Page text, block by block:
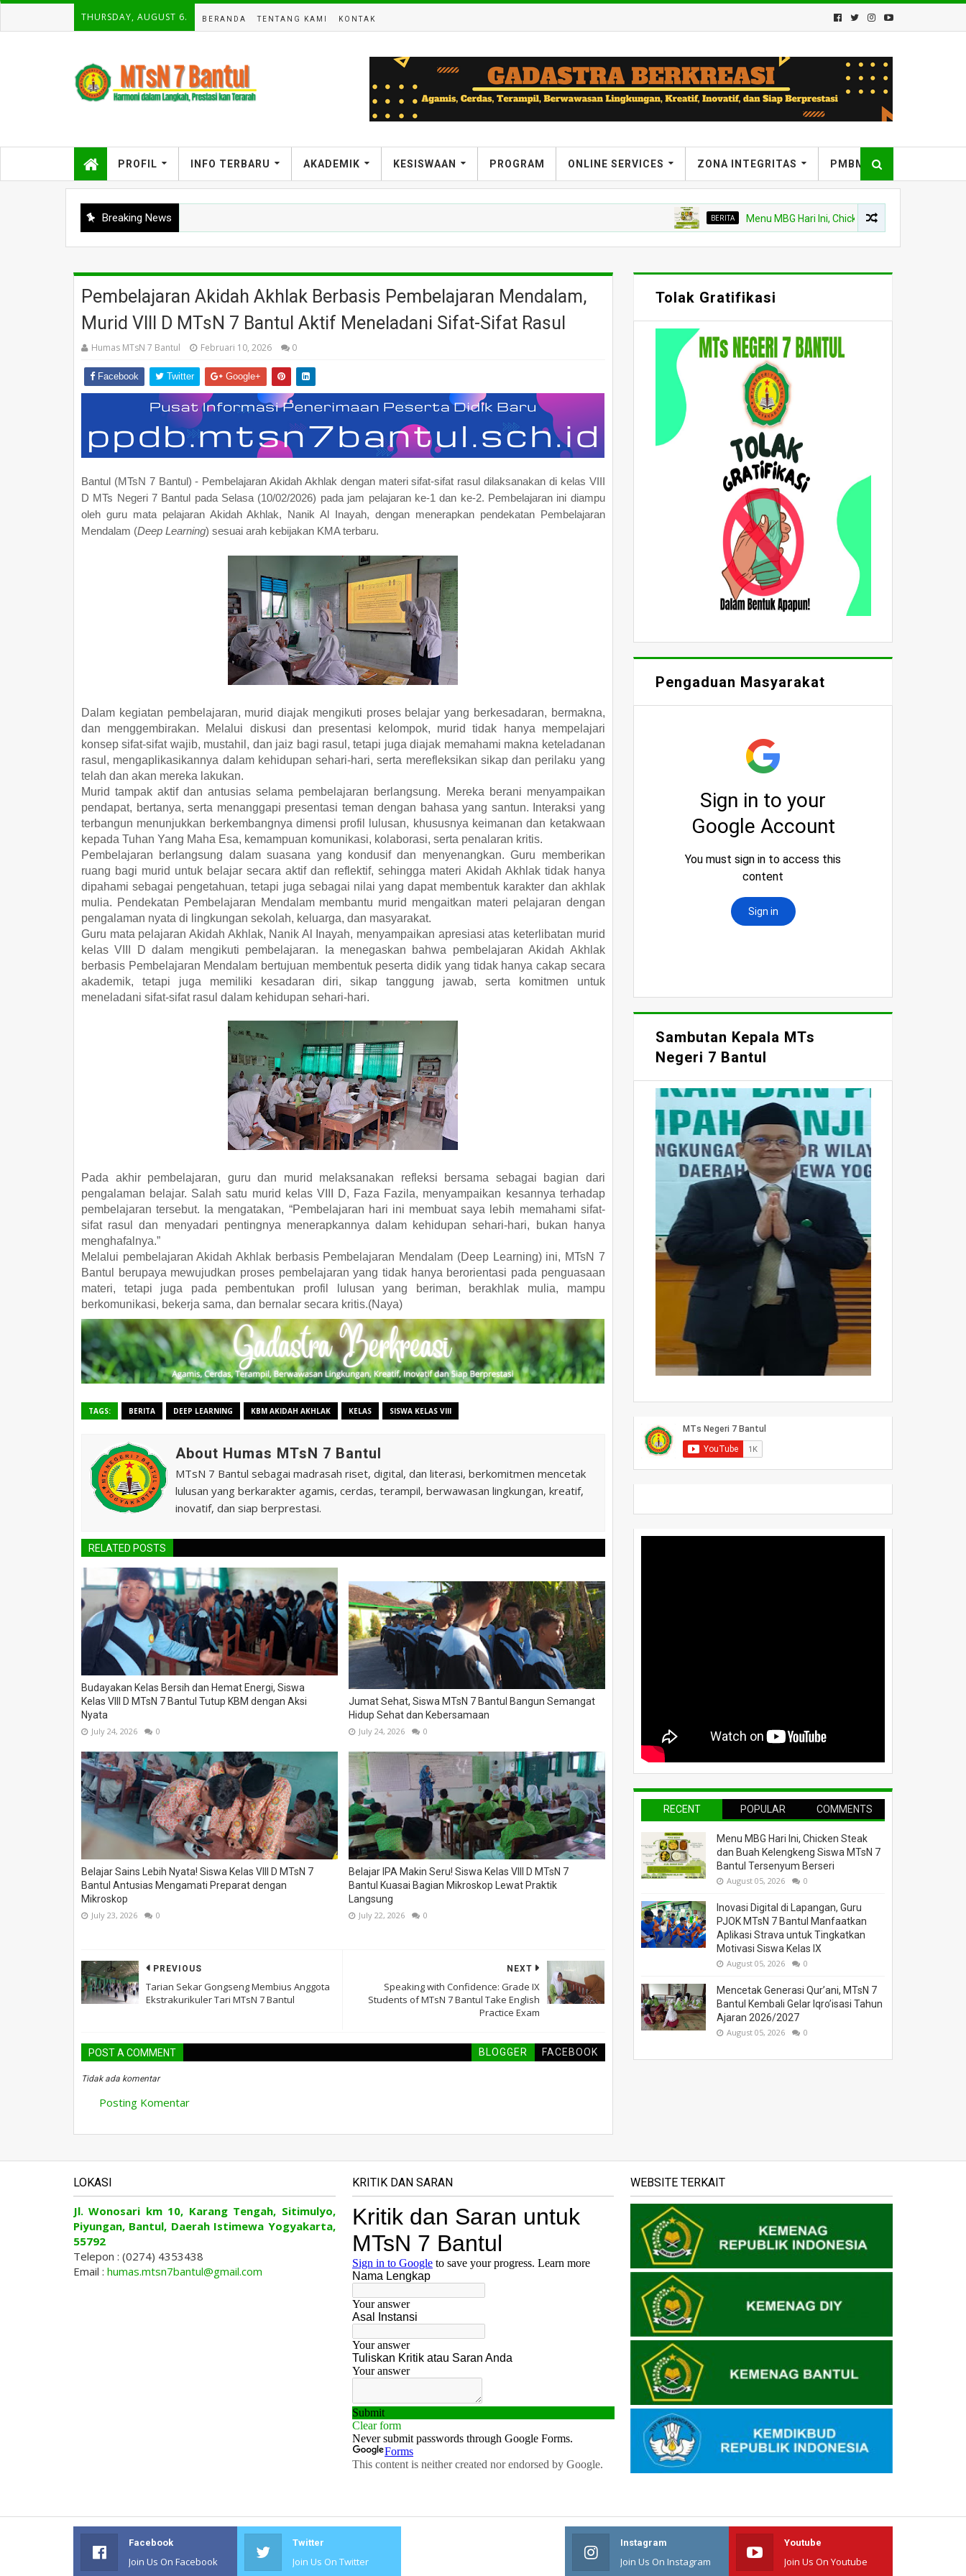
THURSDAY, AUGUST 6. BERANDA TENTANG KAMI KONTAK
PROFIL INFO TERBARU AKADEMIK KESISWAAN PROGRAM ONLINE SERVICES ZONA INTEGRITAS PMBM
Breaking News BERITA Menu MBG Hari Ini, Chicken Steak dan Buah
Pembelajaran Akidah Akhlak Berbasis Pembelajaran Mendalam,
Murid VIII D MTsN 7 Bantul Aktif Meneladani Sifat-Sifat Rasul
Humas MTsN 7 Bantul Februari 10, 2026 0
Facebook Twitter Google+
Bantul (MTsN 7 Bantul) - Pembelajaran Akidah Akhlak dengan materi sifat-sifat rasul dilaksanakan di kelas VIII
D MTs Negeri 7 Bantul pada Selasa (10/02/2026) pada jam pelajaran ke-1 dan ke-2. Pembelajaran ini diampu
oleh guru mata pelajaran Akidah Akhlak, Nanik Al Inayah, dengan menerapkan pendekatan Pembelajaran
Mendalam (Deep Learning) sesuai arah kebijakan KMA terbaru.
Dalam kegiatan pembelajaran, murid diajak mengikuti proses belajar yang berkesadaran, bermakna,
dan menggembirakan. Melalui diskusi dan presentasi kelompok, murid tidak hanya mempelajari
konsep sifat-sifat wajib, mustahil, dan jaiz bagi rasul, tetapi juga diajak memahami makna keteladanan
rasul, mengaplikasikannya dalam kehidupan sehari-hari, serta merefleksikan sikap dan perilaku yang
telah dan akan mereka lakukan.
Murid tampak aktif dan antusias selama pembelajaran berlangsung. Mereka berani menyampaikan
pendapat, bertanya, serta menanggapi presentasi teman dengan bahasa yang santun. Interaksi yang
terbangun menunjukkan berkembangnya dimensi profil lulusan, khususnya keimanan dan ketakwaan
kepada Tuhan Yang Maha Esa, kemampuan komunikasi, kolaborasi, serta penalaran kritis.
Pembelajaran berlangsung dalam suasana yang kondusif dan menyenangkan. Guru memberikan
ruang bagi murid untuk belajar secara aktif dan reflektif, sehingga materi Akidah Akhlak tidak hanya
dipahami sebagai pengetahuan, tetapi juga sebagai nilai yang dapat membentuk karakter dan akhlak
mulia. Pendekatan Pembelajaran Mendalam membantu murid mengaitkan materi pelajaran dengan
pengalaman nyata di lingkungan sekolah, keluarga, dan masyarakat.
Guru mata pelajaran Akidah Akhlak, Nanik Al Inayah, menyampaikan apresiasi atas keterlibatan murid
kelas VIII D dalam mengikuti pembelajaran. Ia menegaskan bahwa pembelajaran Akidah Akhlak
berbasis Pembelajaran Mendalam bertujuan membentuk peserta didik yang tidak hanya cakap secara
akademik, tetapi juga memiliki kesadaran diri, sikap tanggung jawab, serta komitmen untuk
meneladani sifat-sifat rasul dalam kehidupan sehari-hari.
Pada akhir pembelajaran, guru dan murid melaksanakan refleksi bersama sebagai bagian dari
pengalaman belajar. Salah satu murid kelas VIII D, Faza Fazila, menyampaikan kesannya terhadap
pembelajaran tersebut. Ia mengatakan, “Pembelajaran hari ini membuat saya lebih memahami sifat-
sifat rasul dan menyadari pentingnya menerapkannya dalam kehidupan sehari-hari, bukan hanya
menghafalnya.”
Melalui pembelajaran Akidah Akhlak berbasis Pembelajaran Mendalam (Deep Learning) ini, MTsN 7
Bantul berupaya mewujudkan proses pembelajaran yang tidak hanya berorientasi pada penguasaan
materi, tetapi juga pada pembentukan profil lulusan yang beriman, berakhlak mulia, mampu
berkomunikasi, bekerja sama, dan bernalar secara kritis.(Naya)
TAGS: BERITA DEEP LEARNING KBM AKIDAH AKHLAK KELAS SISWA KELAS VIII
About Humas MTsN 7 Bantul
MTsN 7 Bantul sebagai madrasah riset, digital, dan literasi, berkomitmen mencetak
lulusan yang berkarakter agamis, cerdas, terampil, berwawasan lingkungan, kreatif,
inovatif, dan siap berprestasi.
RELATED POSTS
Budayakan Kelas Bersih dan Hemat Energi, Siswa
Kelas VIII D MTsN 7 Bantul Tutup KBM dengan Aksi
Nyata
July 24, 2026 0
Jumat Sehat, Siswa MTsN 7 Bantul Bangun Semangat
Hidup Sehat dan Kebersamaan
July 24, 2026 0
Belajar Sains Lebih Nyata! Siswa Kelas VIII D MTsN 7
Bantul Antusias Mengamati Preparat dengan
Mikroskop
July 23, 2026 0
Belajar IPA Makin Seru! Siswa Kelas VIII D MTsN 7
Bantul Kuasai Bagian Mikroskop Lewat Praktik
Langsung
July 22, 2026 0
NEXT
Speaking with Confidence: Grade IX
Students of MTsN 7 Bantul Take English
Practice Exam
PREVIOUS
Tarian Sekar Gongseng Membius Anggota
Ekstrakurikuler Tari MTsN 7 Bantul
POST A COMMENT BLOGGER FACEBOOK
Tidak ada komentar
Posting Komentar
Tolak Gratifikasi
Pengaduan Masyarakat
Sambutan Kepala MTs
Negeri 7 Bantul
RECENT POPULAR COMMENTS
Menu MBG Hari Ini, Chicken Steak
dan Buah Kelengkeng Siswa MTsN 7
Bantul Tersenyum Berseri
August 05, 2026 0
Inovasi Digital di Lapangan, Guru
PJOK MTsN 7 Bantul Manfaatkan
Aplikasi Strava untuk Tingkatkan
Motivasi Siswa Kelas IX
August 05, 2026 0
Mencetak Generasi Qur’ani, MTsN 7
Bantul Kembali Gelar Iqro’isasi Tahun
Ajaran 2026/2027
August 05, 2026 0
LOKASI
Jl. Wonosari km 10, Karang Tengah, Sitimulyo,
Piyungan, Bantul, Daerah Istimewa Yogyakarta,
55792
Telepon : (0274) 4353438
Email : humas.mtsn7bantul@gmail.com
KRITIK DAN SARAN WEBSITE TERKAIT
Facebook
Join Us On Facebook
Twitter
Join Us On Twitter
Instagram
Join Us On Instagram
Youtube
Join Us On Youtube